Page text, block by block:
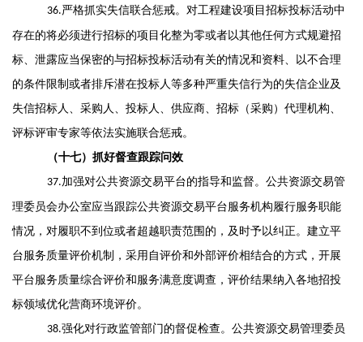
36.严格抓实失信联合惩戒。 对工程建设项目招标投标活动中
存在的将必须进行招标的项目化整为零或者以其他任何方式规避招
标、泄露应当保密的与招标投标活动有关的情况和资料、以不合理
的条件限制或者排斥潜在投标人等多种严重失信行为的失信企业及
失信招标人、采购人、投标人、供应商、招标（采购）代理机构、
评标评审专家等依法实施联合惩戒。
（十七）抓好督查跟踪问效
37.加强对公共资源交易平台的指导和监督。 公共资源交易管
理委员会办公室应当跟踪公共资源交易平台服务机构履行服务职能
情况 ， 对履职不到位或者超越职责范围的，及时予以纠正。 建立平
台服务质量评价机制，采用自评价和外部评价相结合的方式 ， 开展
平台服务质量综合评价和服务满意度调查 ， 评价结果纳入各地招投
标领域优化营商环境评价。
38.强化对行政监管部门 的督促检查。 公共资源交易管理委员